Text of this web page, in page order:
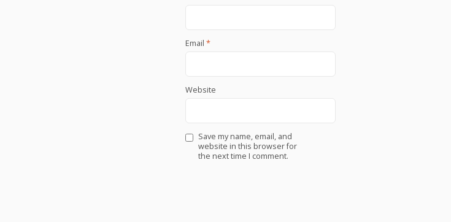
Email *
Website
Save my name, email, and
website in this browser for
the next time I comment.